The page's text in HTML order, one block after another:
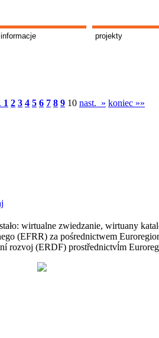
informacje projekty
1 2 3 4 5 6 7 8 9 10 nast. » koniec »»
wirtualne zwiedzanie, wirtuany
(EFRR) za pośrednictwem
rozvoj (ERDF) prostřednictvĺm